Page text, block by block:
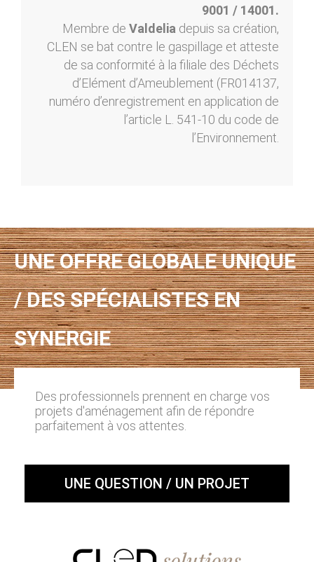
9001 / 14001.
Membre de Valdelia depuis sa création,
CLEN se bat contre le gaspillage et atteste
de sa conformité à la filiale des Déchets
d’Elément d’Ameublement (FR014137,
numéro d’enregistrement en application de
l’article L. 541-10 du code de
l’Environnement.
UNE OFFRE GLOBALE UNIQUE
/ DES SPÉCIALISTES EN
SYNERGIE
Des professionnels prennent en charge vos
projets d'aménagement afin de répondre
parfaitement à vos attentes.
UNE QUESTION / UN PROJET